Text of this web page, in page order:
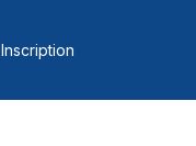
Inscription